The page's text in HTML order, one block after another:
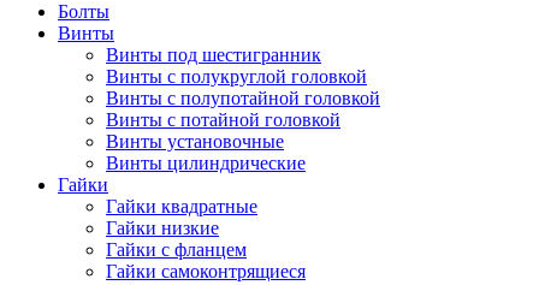
Болты
Винты
Винты под шестигранник
Винты с полукруглой головкой
Винты с полупотайной головкой
Винты с потайной головкой
Винты установочные
Винты цилиндрические
Гайки
Гайки квадратные
Гайки низкие
Гайки с фланцем
Гайки самоконтрящиеся